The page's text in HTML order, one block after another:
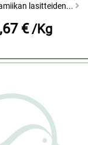
lasitteiden...
€ /Kg